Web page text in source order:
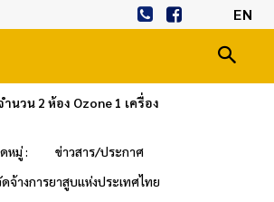
EN
นวน 2 ห้อง Ozone 1 เครื่อง
หมู่ :
ข่าวสาร/ประกาศ
จ้างการยาสูบแห่งประเทศไทย